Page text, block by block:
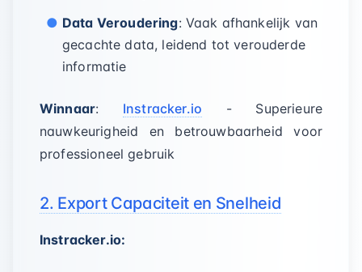
Data Veroudering: Vaak afhankelijk van
gecachte data, leidend tot verouderde
informatie
Winnaar: Instracker.io - Superieure
nauwkeurigheid en betrouwbaarheid voor
professioneel gebruik
2. Export Capaciteit en Snelheid
Instracker.io: